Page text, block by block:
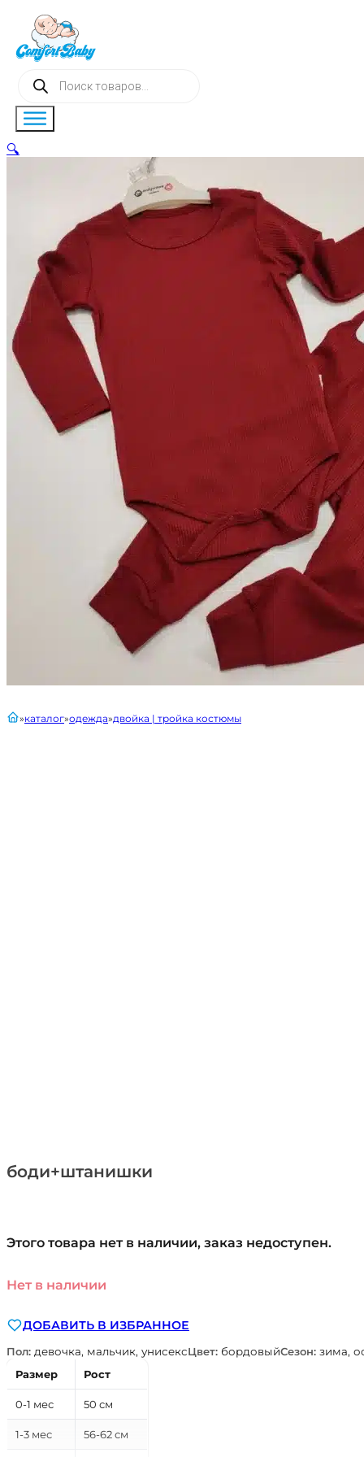
Поиск
товаров
боди+штанишки
главнаякаталог одежда двойка | тройка костюмы
Этого товара нет в наличии, заказ недоступен.
Нет в наличии
ДОБАВИТЬ В ИЗБРАННОЕ
Пол: девочка, мальчик, унисексЦвет: бордовыйСезон: зима,
Размер
Рост
0-1 мес 50 см
1-3 мес 56-62 см
🔍